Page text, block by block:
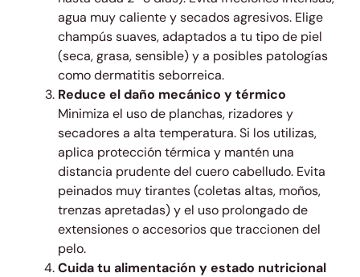
agua muy caliente y secados agresivos. Elige
champús suaves, adaptados a tu tipo de piel
(seca, grasa, sensible) y a posibles patologías
como dermatitis seborreica.
Reduce el daño mecánico y térmico
Minimiza el uso de planchas, rizadores y
secadores a alta temperatura. Si los utilizas,
aplica protección térmica y mantén una
distancia prudente del cuero cabelludo. Evita
peinados muy tirantes (coletas altas, moños,
trenzas apretadas) y el uso prolongado de
extensiones o accesorios que traccionen del
pelo.
Cuida tu alimentación y estado nutricional